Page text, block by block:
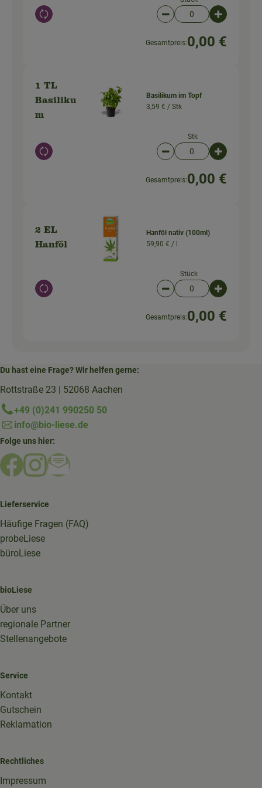
Auswahl ändern Artikelanzahl
Gesamtpreis:0,00 €
1 TL
Basiliku
m
Auswahl ändern
Basilikum im Topf
3,59 € / Stk
Stk
Artikelanzahl
Gesamtpreis:0,00 €
2 EL
Hanföl
Auswahl ändern
Hanföl nativ (100ml)
59,90 € /
Stück
Artikelanzahl
Gesamtpreis:0,00 €
Du hast eine Frage? Wir helfen gerne:
Rottstraße 23 | 52068 Aachen
+49 (0)241 990250 50
info@bio-liese.de
Folge uns hier:
Externer Link zu https://www.facebook.com/
Externer Link zu https://www.instagram.com/
Externer Link zu https://mailchi.mp/
Lieferservice
Häufige Fragen (FAQ)
probeLiese
büroLiese
bioLiese
Über uns
regionale Partner
Stellenangebote
Service
Kontakt
Gutschein
Reklamation
Rechtliches
Impressum